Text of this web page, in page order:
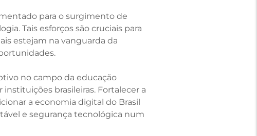
para o surgimento de
Tais esforços são cruciais para
estejam na vanguarda da
no campo da educação
brasileiras. Fortalecer a
a economia digital do Brasil
e segurança tecnológica num